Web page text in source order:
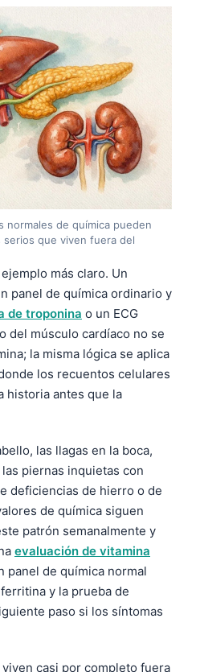
normales de química pueden
que viven fuera del
más claro. Un
panel de química ordinario y
de troponina o un ECG
del músculo cardíaco no se
la misma lógica se aplica
los recuentos celulares
historia antes que la
las llagas en la boca,
piernas inquietas con
deficiencias de hierro o de
de química siguen
patrón semanalmente y
evaluación de vitamina
panel de química normal
y la prueba de
paso si los síntomas
casi por completo fuera